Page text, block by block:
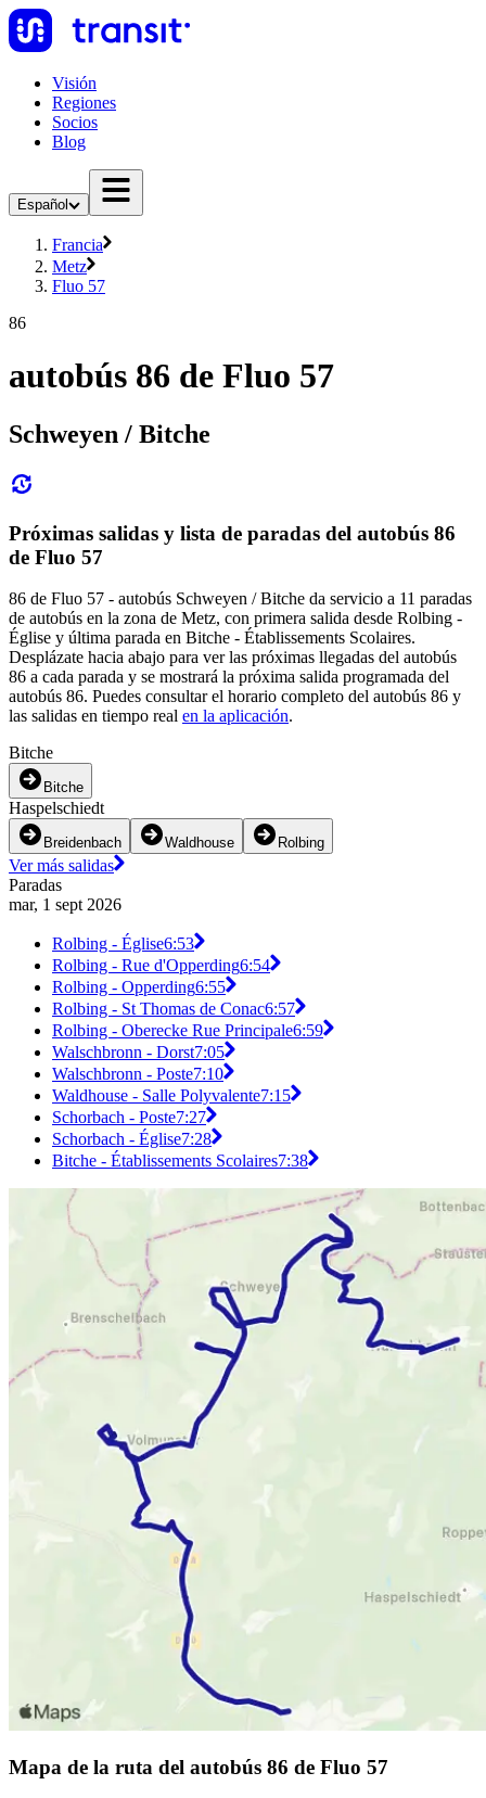
Visión
Regiones
Socios
Blog
Español
Francia
Metz
Fluo 57
86
autobús 86 de Fluo 57
Schweyen / Bitche
Próximas salidas y lista de paradas del autobús 86
de Fluo 57
86 de Fluo 57 - autobús Schweyen / Bitche da servicio a 11 paradas
de autobús en la zona de Metz, con primera salida desde Rolbing -
Église y última parada en Bitche - Établissements Scolaires.
Desplázate hacia abajo para ver las próximas llegadas del autobús
86 a cada parada y se mostrará la próxima salida programada del
autobús 86. Puedes consultar el horario completo del autobús 86 y
las salidas en tiempo real en la aplicación.
Bitche
Bitche
Haspelschiedt
Breidenbach Waldhouse Rolbing
Ver más salidas
Paradas
mar, 1 sept 2026
Rolbing - Église6:53
Rolbing - Rue d'Opperding6:54
Rolbing - Opperding6:55
Rolbing - St Thomas de Conac6:57
Rolbing - Oberecke Rue Principale6:59
Walschbronn - Dorst7:05
Walschbronn - Poste7:10
Waldhouse - Salle Polyvalente7:15
Schorbach - Poste7:27
Schorbach - Église7:28
Bitche - Établissements Scolaires7:38
Mapa de la ruta del autobús 86 de Fluo 57